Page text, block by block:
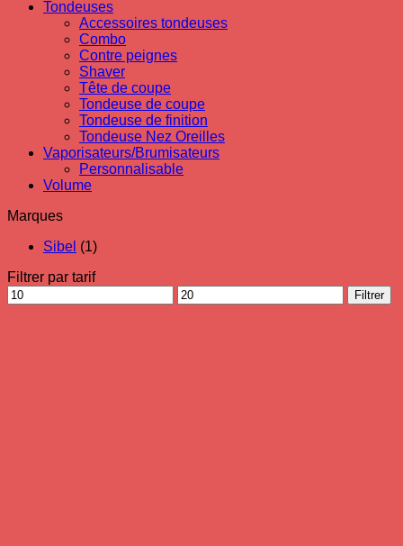
Tondeuses
Accessoires tondeuses
Combo
Contre peignes
Shaver
Tête de coupe
Tondeuse de coupe
Tondeuse de finition
Tondeuse Nez Oreilles
Vaporisateurs/Brumisateurs
Personnalisable
Volume
Marques
Sibel (1)
Filtrer par tarif
Prix
min
Prix
max
Filtrer